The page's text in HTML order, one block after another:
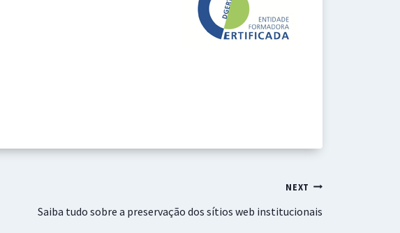
NEXT
Saiba tudo sobre a preservação dos sítios web institucionais